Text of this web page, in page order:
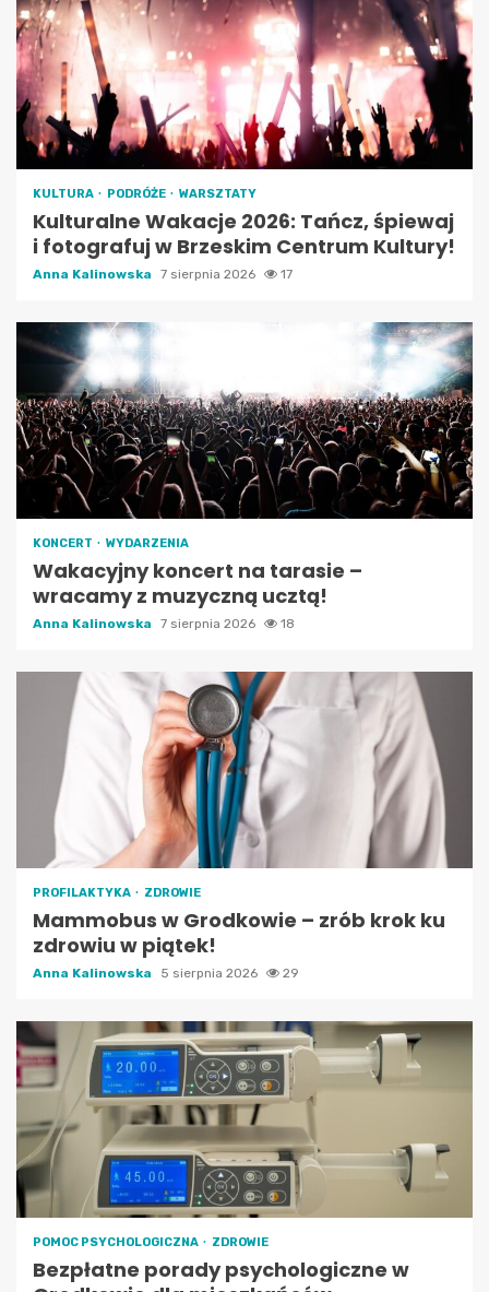
KULTURA PODRÓŻE WARSZTATY
Kulturalne Wakacje 2026: Tańcz, śpiewaj
i fotografuj w Brzeskim Centrum Kultury!
Anna Kalinowska 7 sierpnia 2026 17
KONCERT WYDARZENIA
Wakacyjny koncert na tarasie –
wracamy z muzyczną ucztą!
Anna Kalinowska 7 sierpnia 2026 18
PROFILAKTYKA ZDROWIE
Mammobus w Grodkowie – zrób krok ku
zdrowiu w piątek!
Anna Kalinowska 5 sierpnia 2026 29
POMOC PSYCHOLOGICZNA ZDROWIE
Bezpłatne porady psychologiczne w